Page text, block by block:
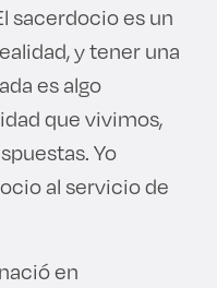
sacerdocio es un
y tener una
es algo
que vivimos,
Yo
al servicio de
en